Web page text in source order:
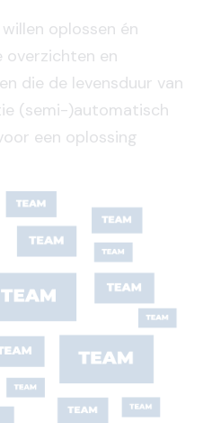
oplossen én
overzichten en
die de levensduur van
(semi-)automatisch
een oplossing